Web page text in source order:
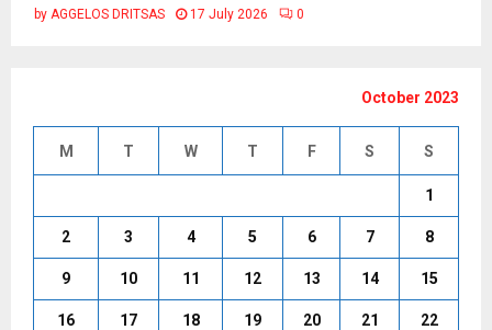
by AGGELOS DRITSAS 17 July 2026 0
October 2023
M T W T F S S
1
2 3 4 5 6 7 8
9 10 11 12 13 14 15
16 17 18 19 20 21 22